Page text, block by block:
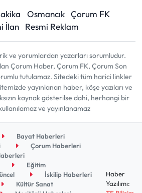
Osmancık Çorum FK
İlan
Resmi Reklam
ve yorumlardan yazarları sorumludur.
Çorum Haber, Çorum FK, Çorum Son
tutulamaz. Sitedeki tüm harici linkler
yayınlanan haber, köşe yazıları ve
kaynak gösterilse dahi, herhangi bir
ve yayınlanamaz
Bayat Haberleri
Çorum Haberleri
Eğitim
İskilip Haberleri
Kültür Sanat
Haber
Yazılımı: